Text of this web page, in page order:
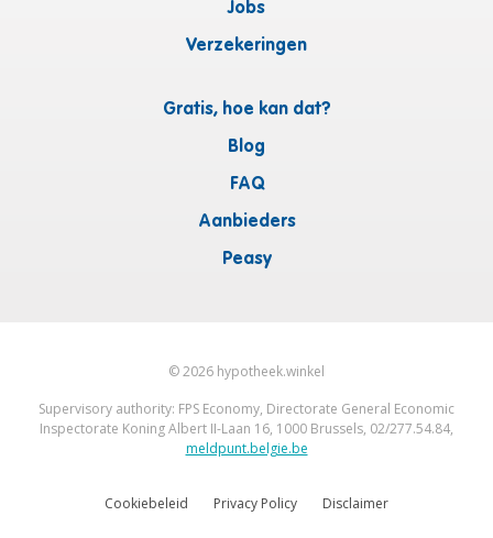
Jobs
Verzekeringen
Gratis, hoe kan dat?
Blog
FAQ
Aanbieders
Peasy
©2026 hypotheek.winkel
Supervisory authority: FPS Economy, Directorate General Economic
Inspectorate Koning Albert II-Laan 16, 1000 Brussels, 02/277.54.84,
meldpunt.belgie.be
Cookiebeleid Privacy Policy Disclaimer